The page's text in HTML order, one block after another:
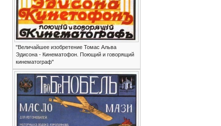
"Величайшее изобретение Томас Альва
Эдисона - Кинематофон. Поющий и говорящий
кинематограф"